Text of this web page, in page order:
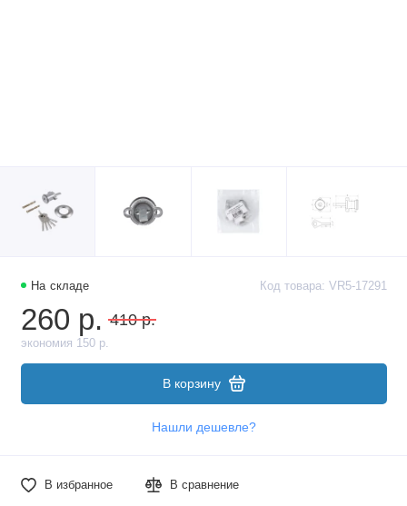
На складе Код товара: VR5-17291
260 р. 410 р.
экономия 150 р.
В корзину
Нашли дешевле?
В избранное В сравнение